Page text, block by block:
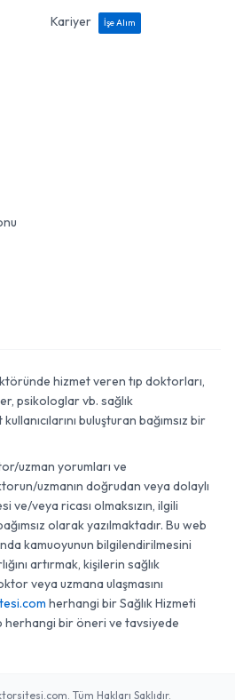
Kariyer
İşe Alım
hizmet veren tıp doktorları,
psikologlar vb. sağlık
buluşturan bağımsız bir
uzman yorumları ve
uzmanın doğrudan veya dolaylı
ve/veya ricası olmaksızın, ilgili
olarak yazılmaktadır. Bu web
kamuoyunun bilgilendirilmesini
artırmak, kişilerin sağlık
veya uzmana ulaşmasını
herhangi bir Sağlık Hizmeti
herhangi bir öneri ve tavsiyede
Tüm Hakları Saklıdır.